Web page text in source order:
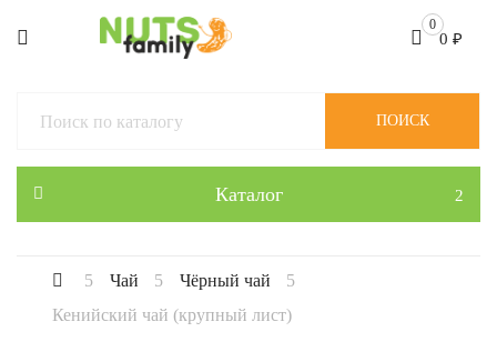
0
0 ₽
Каталог
ПОИСК
Чай
Чёрный чай
Кенийский чай (крупный лист)